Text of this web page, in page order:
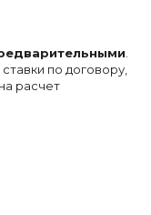
по договору,
расчет